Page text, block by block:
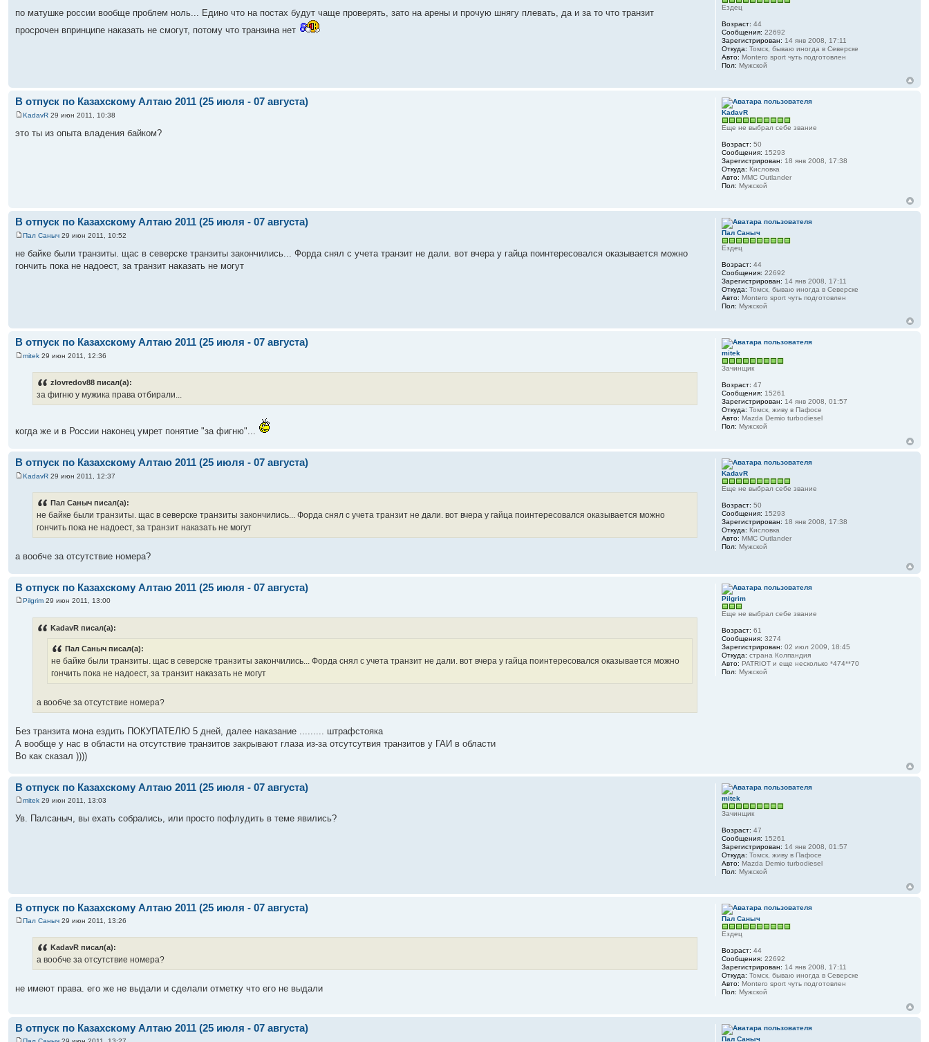
по матушке россии вообще проблем ноль... Едино что на постах будут чаще проверять, зато на арены и прочую шнягу плевать, да и за то что транзит
просрочен впринципе наказать не смогут, потому что транзина нет
Ездец
Возраст: 44
Сообщения: 22692
Зарегистрирован: 14 янв 2008, 17:11
Откуда: Томск, бываю иногда в Северске
Авто: Montero sport чуть подготовлен
Пол: Мужской
В отпуск по Казахскому Алтаю 2011 (25 июля - 07 августа)
KadavR 29 июн 2011, 10:38
это ты из опыта владения байком?
KadavR
Еще не выбрал себе звание
Возраст: 50
Сообщения: 15293
Зарегистрирован: 18 янв 2008, 17:38
Откуда: Кисловка
Авто: MMC Outlander
Пол: Мужской
В отпуск по Казахскому Алтаю 2011 (25 июля - 07 августа)
Пал Саныч 29 июн 2011, 10:52
не байке были транзиты. щас в северске транзиты закончились... Форда снял с учета транзит не дали. вот вчера у гайца поинтересовался оказывается можно
гончить пока не надоест, за транзит наказать не могут
Пал Саныч
Ездец
Возраст: 44
Сообщения: 22692
Зарегистрирован: 14 янв 2008, 17:11
Откуда: Томск, бываю иногда в Северске
Авто: Montero sport чуть подготовлен
Пол: Мужской
В отпуск по Казахскому Алтаю 2011 (25 июля - 07 августа)
mitek 29 июн 2011, 12:36
zlovredov88 писал(а):
за фигню у мужика права отбирали...
когда же и в России наконец умрет понятие "за фигню"...
mitek
Зачинщик
Возраст: 47
Сообщения: 15261
Зарегистрирован: 14 янв 2008, 01:57
Откуда: Томск, живу в Пафосе
Авто: Mazda Demio turbodiesel
Пол: Мужской
В отпуск по Казахскому Алтаю 2011 (25 июля - 07 августа)
KadavR 29 июн 2011, 12:37
Пал Саныч писал(а):
не байке были транзиты. щас в северске транзиты закончились... Форда снял с учета транзит не дали. вот вчера у гайца поинтересовался оказывается можно
гончить пока не надоест, за транзит наказать не могут
а вообче за отсутствие номера?
KadavR
Еще не выбрал себе звание
Возраст: 50
Сообщения: 15293
Зарегистрирован: 18 янв 2008, 17:38
Откуда: Кисловка
Авто: MMC Outlander
Пол: Мужской
В отпуск по Казахскому Алтаю 2011 (25 июля - 07 августа)
Pilgrim 29 июн 2011, 13:00
KadavR писал(а):
Пал Саныч писал(а):
не байке были транзиты. щас в северске транзиты закончились... Форда снял с учета транзит не дали. вот вчера у гайца поинтересовался оказывается можно
гончить пока не надоест, за транзит наказать не могут
а вообче за отсутствие номера?
Без транзита мона ездить ПОКУПАТЕЛЮ 5 дней, далее наказание ......... штрафстояка
А вообще у нас в области на отсутствие транзитов закрывают глаза из-за отсутсутвия транзитов у ГАИ в области
Во как сказал ))))
Pilgrim
Еще не выбрал себе звание
Возраст: 61
Сообщения: 3274
Зарегистрирован: 02 июл 2009, 18:45
Откуда: страна Колпандия
Авто: PATRIOT и еще несколько *474**70
Пол: Мужской
В отпуск по Казахскому Алтаю 2011 (25 июля - 07 августа)
mitek 29 июн 2011, 13:03
Ув. Палсаныч, вы ехать собрались, или просто пофлудить в теме явились?
mitek
Зачинщик
Возраст: 47
Сообщения: 15261
Зарегистрирован: 14 янв 2008, 01:57
Откуда: Томск, живу в Пафосе
Авто: Mazda Demio turbodiesel
Пол: Мужской
В отпуск по Казахскому Алтаю 2011 (25 июля - 07 августа)
Пал Саныч 29 июн 2011, 13:26
KadavR писал(а):
а вообче за отсутствие номера?
не имеют права. его же не выдали и сделали отметку что его не выдали
Пал Саныч
Ездец
Возраст: 44
Сообщения: 22692
Зарегистрирован: 14 янв 2008, 17:11
Откуда: Томск, бываю иногда в Северске
Авто: Montero sport чуть подготовлен
Пол: Мужской
В отпуск по Казахскому Алтаю 2011 (25 июля - 07 августа)
Пал Саныч